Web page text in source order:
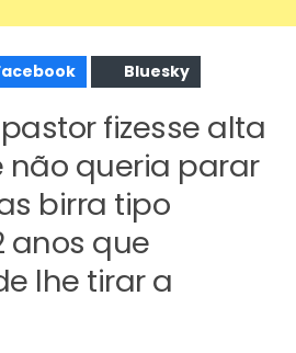
Bluesky
fizesse alta
não queria parar
birra tipo
anos que
lhe tirar a